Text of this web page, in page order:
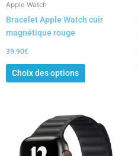
Apple Watch
Bracelet Apple Watch cuir
magnétique rouge
39.90€
Choix des options
la
produit
Ce
produit
a